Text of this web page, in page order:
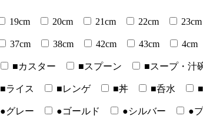
19cm 20cm 21cm 22cm 23cm
37cm 38cm 42cm 43cm 4cm
■カスター ■スプーン ■スープ・汁
■ライス ■レンゲ ■丼 ■呑水
●グレー ●ゴールド ●シルバー ●